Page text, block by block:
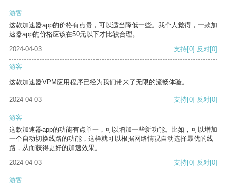
游客
这款加速器app的价格有点贵，可以适当降低一些。我个人觉得，一款加
速器app的价格应该在50元以下才比较合理。
2024-04-03
支持[0] 反对[0]
游客
这款加速器VPM应用程序已经为我们带来了无限的流畅体验。
2024-04-03 支持[0] 反对[0]
游客
这款加速器app的功能有点单一，可以增加一些新功能。比如，可以增加
一个自动切换线路的功能，这样就可以根据网络情况自动选择最优的线
路，从而获得更好的加速效果。
2024-04-03
支持[0] 反对[0]
游客